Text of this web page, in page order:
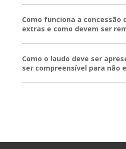
Como funciona a concessão
extras e como devem ser
Como o laudo deve ser
ser compreensível para não